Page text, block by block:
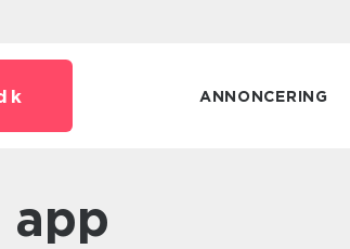
ANNONCERING
app